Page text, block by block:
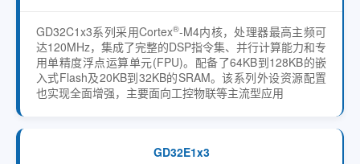
GD32C1x3系列采用Cortex®-M4内核，处理器最高主频可
达120MHz，集成了完整的DSP指令集、并行计算能力和专
用单精度浮点运算单元(FPU)。配备了64KB到128KB的嵌
入式Flash及20KB到32KB的SRAM。该系列外设资源配置
也实现全面增强，主要面向工控物联等主流型应用
GD32E1x3